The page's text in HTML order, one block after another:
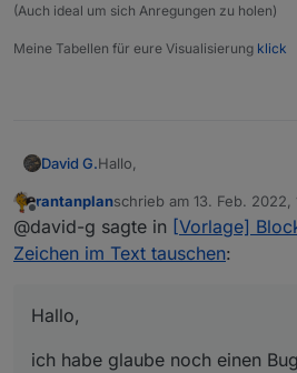
(Auch ideal um sich Anregungen zu holen)
Meine Tabellen für eure Visualisierung klick
David G.Hallo,
ich habe glaube noch einen
Ich habe einen Text wo nach
Javascript Instanz.
Offline
rantanplanschrieb am 13. Feb. 2022,
zuletzt editiert von
@david-g sagte in [Vorlage]
Zeichen im Text tauschen:
Hallo,
ich habe glaube noch einen